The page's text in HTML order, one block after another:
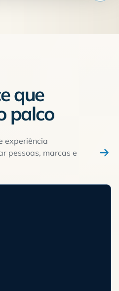
que
palco
experiência
pessoas, marcas e